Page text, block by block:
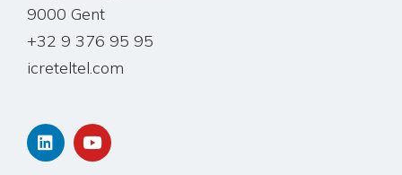
9000 Gent
+32 9 376 95 95
icreteltel.com